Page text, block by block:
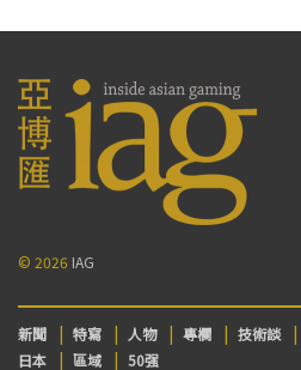
© 2026 IAG
新聞 特寫 人物 專欄 技術談
日本
區域 50强